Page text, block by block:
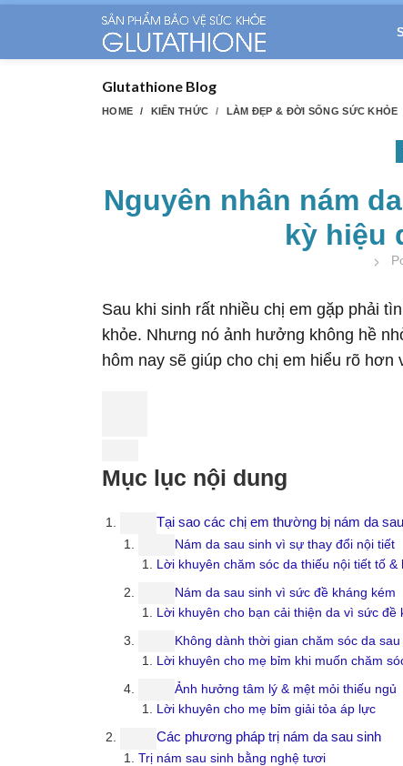
Glutathione Blog
HOME KIẾN THỨC LÀM ĐẸP & ĐỜI SỐNG SỨC KHỎE
Nguyên nhân nám
kỳ hiệu
Sau khi sinh rất nhiều chị em gặp phải
khỏe. Nhưng nó ảnh hưởng không hề
hôm nay sẽ giúp cho chị em hiểu rõ hơn
Mục lục nội dung
Tại sao các chị em thường bị nám da
Nám da sau sinh vì sự thay đổi nội tiết
Lời khuyên chăm sóc da thiếu nội tiết tố &
Nám da sau sinh vì sức đề kháng kém
Lời khuyên cho bạn cải thiện da vì sức đề
Không dành thời gian chăm sóc da sau
Lời khuyên cho mẹ bỉm khi muốn chăm
Ảnh hưởng tâm lý & mệt mỏi thiếu ngủ
Lời khuyên cho mẹ bỉm giải tỏa áp lực
Các phương pháp trị nám da sau sinh
Trị nám sau sinh bằng nghệ tươi